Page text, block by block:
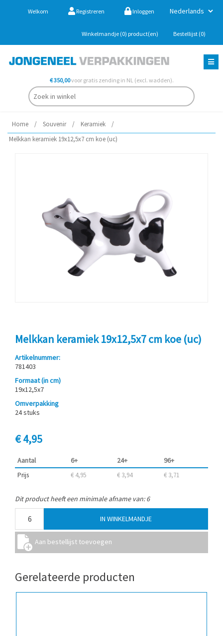
Welkom Registreren Inloggen
Winkelmandje (0) product(en) Bestellijst (0)
€ 350,00voor gratis zending in NL (excl. wadden).
Home / Souvenir / Keramiek
/
Melkkan keramiek 19x12,5x7 cm koe (uc)
Melkkan keramiek 19x12,5x7 cm koe (uc)
Artikelnummer:
781403
Formaat (in cm)
19x12,5x7
Omverpakking
24 stuks
€ 4,95
Aantal 6+ 24+ 96+
Prijs € 4,95 € 3,94 € 3,71
Dit product heeft een minimale afname van: 6
Gerelateerde producten